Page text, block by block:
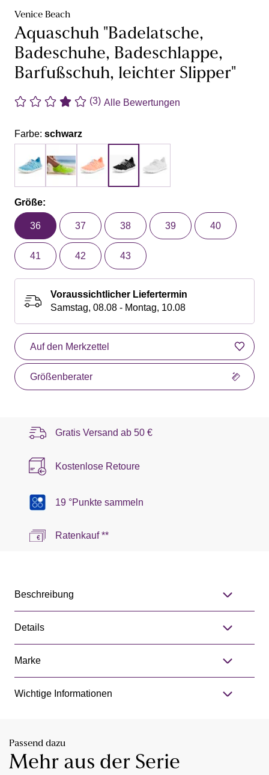
Venice Beach
Aquaschuh "Badelatsche,
Badeschuhe, Badeschlappe,
Barfußschuh, leichter Slipper"
(3) Alle Bewertungen
Farbe: schwarz
Größe:
36 37 38 39 40
41 42 43
Voraussichtlicher Liefertermin
Samstag, 08.08 - Montag, 10.08
Auf den Merkzettel
Größenberater
Gratis Versand ab 50 €
Kostenlose Retoure
19 °Punkte sammeln
Ratenkauf **
Beschreibung
Details
Marke
Wichtige Informationen
Passend dazu
Mehr aus der Serie